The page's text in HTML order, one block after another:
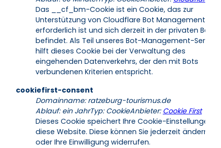
Das __cf_bm-Cookie ist ein Cookie, das zur
Unterstützung von Cloudflare Bot Management
erforderlich ist und sich derzeit in der privaten Beta
befindet. Als Teil unseres Bot-Management-Service
hilft dieses Cookie bei der Verwaltung des
eingehenden Datenverkehrs, der den mit Bots
verbundenen Kriterien entspricht.
cookiefirst-consent
Domainname: ratzeburg-tourismus.de
Ablauf: ein JahrTyp: CookieAnbieter: Cookie First
Dieses Cookie speichert Ihre Cookie-Einstellungen
diese Website. Diese können Sie jederzeit ändern
oder Ihre Einwilligung widerrufen.